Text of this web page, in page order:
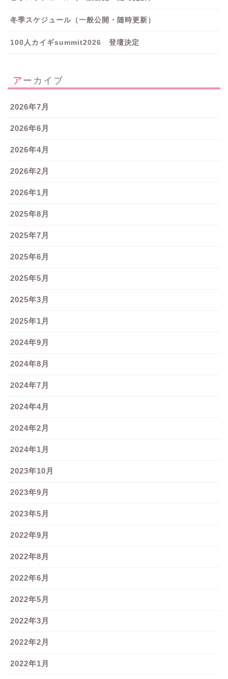
冬季スケジュール（一般公開・随時更新）
100人カイギsummit2026 登壇決定
アーカイブ
2026年7月
2026年6月
2026年4月
2026年2月
2026年1月
2025年8月
2025年7月
2025年6月
2025年5月
2025年3月
2025年1月
2024年9月
2024年8月
2024年7月
2024年4月
2024年2月
2024年1月
2023年10月
2023年9月
2023年5月
2022年9月
2022年8月
2022年6月
2022年5月
2022年3月
2022年2月
2022年1月